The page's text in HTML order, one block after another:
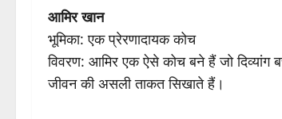
आमिर खान
भूमिका: एक प्रेरणादायक कोच
विवरण: आमिर एक ऐसे कोच बने हैं जो दिव्यांग
जीवन की असली ताकत सिखाते हैं।